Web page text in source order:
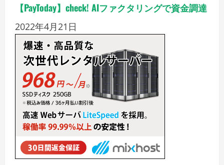
【PayToday】check! AIファクタリングで資金調達
2022年4月21日